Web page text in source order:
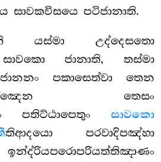
සාවකවිසයෙ පටිජානාති.
යස්මා උද්දෙසතො
සාවකො ජානාති, තස්මා
පකාසෙත්වා තෙන
තෙසං
පතිට්ඨාපෙතුං සාවකො
තිආදයො පරවාදිපඤ්හා